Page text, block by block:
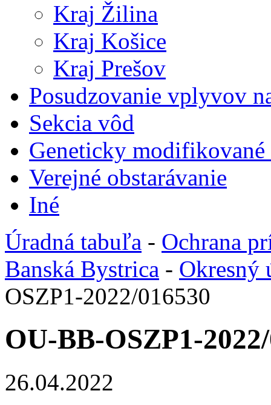
Kraj Žilina
Kraj Košice
Kraj Prešov
Posudzovanie vplyvov
Sekcia vôd
Geneticky
Verejné obstarávanie
Iné
Úradná tabuľa - Ochrana
Banská Bystrica - Okresný
OSZP1-2022/016530
OU-BB-OSZP1-
26.04.2022